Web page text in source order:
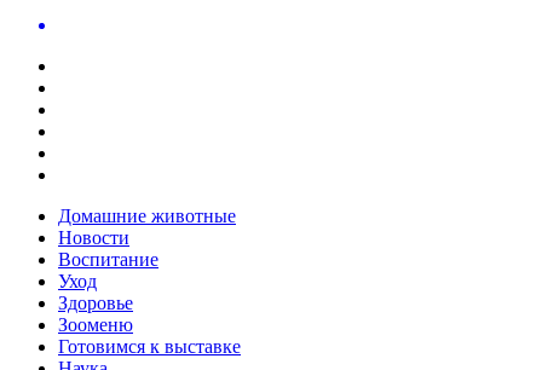
Домашние животные
Новости
Воспитание
Уход
Здоровье
Зооменю
Готовимся к выставке